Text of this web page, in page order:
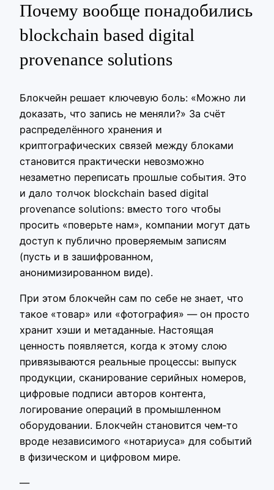
Почему вообще понадобились
blockchain based digital
provenance solutions
Блокчейн решает ключевую боль: «Можно ли
доказать, что запись не меняли?» За счёт
распределённого хранения и
криптографических связей между блоками
становится практически невозможно
незаметно переписать прошлые события. Это
и дало толчок blockchain based digital
provenance solutions: вместо того чтобы
просить «поверьте нам», компании могут дать
доступ к публично проверяемым записям
(пусть и в зашифрованном,
анонимизированном виде).
При этом блокчейн сам по себе не знает, что
такое «товар» или «фотография» — он просто
хранит хэши и метаданные. Настоящая
ценность появляется, когда к этому слою
привязываются реальные процессы: выпуск
продукции, сканирование серийных номеров,
цифровые подписи авторов контента,
логирование операций в промышленном
оборудовании. Блокчейн становится чем‑то
вроде независимого «нотариуса» для событий
в физическом и цифровом мире.
—